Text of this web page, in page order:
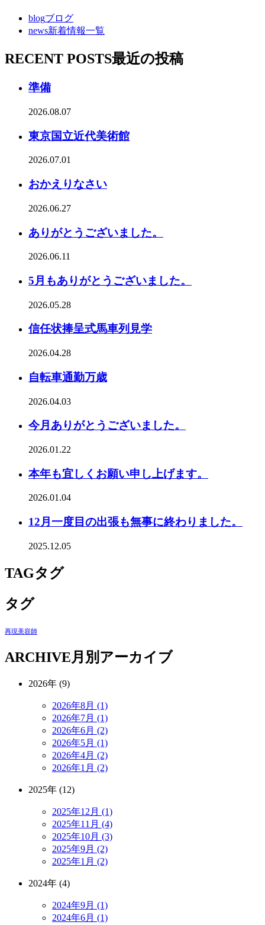
blogブログ
news新着情報一覧
RECENT POSTS最近の投稿
準備
2026.08.07
東京国立近代美術館
2026.07.01
おかえりなさい
2026.06.27
ありがとうございました。
2026.06.11
5月もありがとうございました。
2026.05.28
信任状捧呈式馬車列見学
2026.04.28
自転車通勤万歳
2026.04.03
今月ありがとうございました。
2026.01.22
本年も宜しくお願い申し上げます。
2026.01.04
12月一度目の出張も無事に終わりました。
2025.12.05
TAGタグ
タグ
再現美容師
ARCHIVE月別アーカイブ
2026年 (9)
2026年8月 (1)
2026年7月 (1)
2026年6月 (2)
2026年5月 (1)
2026年4月 (2)
2026年1月 (2)
2025年 (12)
2025年12月 (1)
2025年11月 (4)
2025年10月 (3)
2025年9月 (2)
2025年1月 (2)
2024年 (4)
2024年9月 (1)
2024年6月 (1)